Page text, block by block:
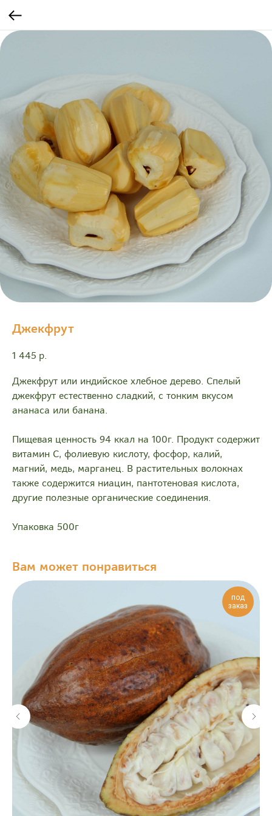
Джекфрут
1 445 р.
Джекфрут или индийское хлебное дерево. Спелый
джекфрут естественно сладкий, с тонким вкусом
ананаса или банана.
Пищевая ценность 94 ккал на 100г. Продукт содержит
витамин С, фолиевую кислоту, фосфор, калий,
магний, медь, марганец. В растительных волокнах
также содержится ниацин, пантотеновая кислота,
другие полезные органические соединения.
Упаковка 500г
Вам может понравиться
под
заказ